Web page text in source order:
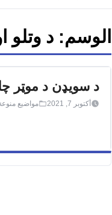
الوسم: د وتلو
د سویډن د موټر
أكتوبر 7, 2021 مواضيع